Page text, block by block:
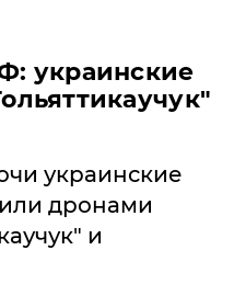
украинские
украинские
дронами
и